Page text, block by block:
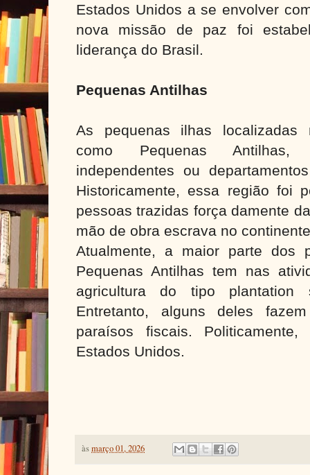
Estados Unidos a se envolver
nova missão de paz foi
liderança do Brasil.
Pequenas Antilhas
As pequenas ilhas localizadas
como Pequenas Antilhas,
independentes ou
Historicamente, essa região foi
pessoas trazidas força damente
mão de obra escrava no
Atualmente, a maior parte dos
Pequenas Antilhas tem nas
agricultura do tipo plantation
Entretanto, alguns deles
paraísos fiscais.
Estados Unidos.
àsmarço 01, 2026